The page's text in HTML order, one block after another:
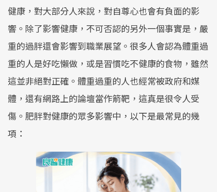
健康，對大部分人來說，對自尊心也會有負面的影
響。除了影響健康，不可否認的另外一個事實是，嚴
重的過胖還會影響到職業展望。很多人會認為體重過
重的人是好吃懶做，或是習慣吃不健康的食物，雖然
這並非絕對正確。體重過重的人也經常被政府和媒
體，還有網路上的論壇當作箭靶，這真是很令人受
傷。肥胖對健康的眾多影響中，以下是最常見的幾
項：